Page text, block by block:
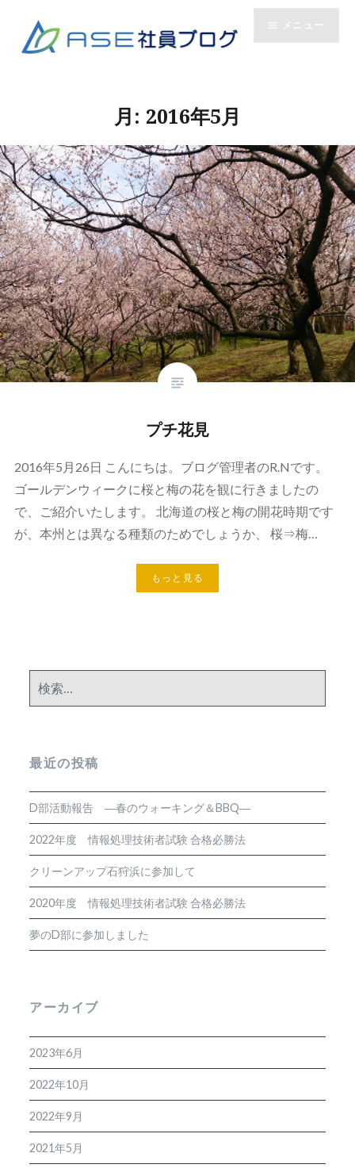
キ
ッ
プ
メニュー
月: 2016年5月
プチ花見
2016年5月26日 こんにちは。ブログ管理者のR.Nです。
ゴールデンウィークに桜と梅の花を観に行きましたの
で、ご紹介いたします。 北海道の桜と梅の開花時期です
が、本州とは異なる種類のためでしょうか、 桜⇒梅…
もっと見る
索:
最近の投稿
D部活動報告 ―春のウォーキング＆BBQ―
2022年度 情報処理技術者試験 合格必勝法
クリーンアップ石狩浜に参加して
2020年度 情報処理技術者試験 合格必勝法
夢のD部に参加しました
アーカイブ
2023年6月
2022年10月
2022年9月
2021年5月